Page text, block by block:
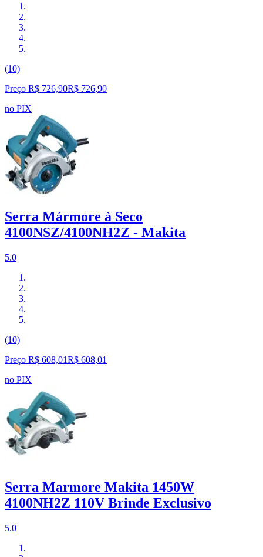
(10)
Preço R$ 726,90R$ 726,90
no PIX
Serra Mármore à Seco
4100NSZ/4100NH2Z - Makita
5.0
(10)
Preço R$ 608,01R$ 608,01
no PIX
Serra Marmore Makita 1450W
4100NH2Z 110V Brinde Exclusivo
5.0